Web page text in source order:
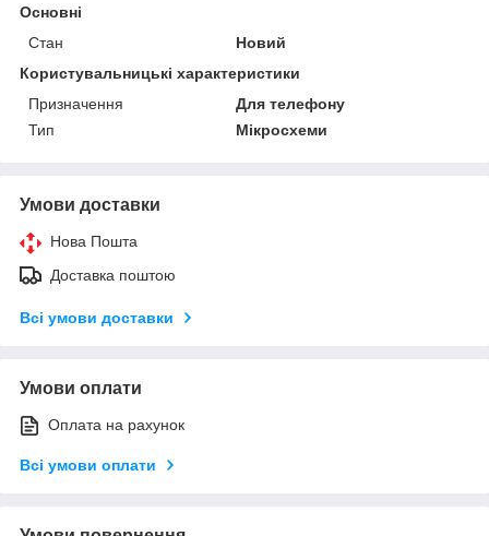
Основні
Стан
Новий
Користувальницькі характеристики
Призначення
Для телефону
Тип
Мікросхеми
Умови доставки
Нова Пошта
Доставка поштою
Всі умови доставки
Умови оплати
Оплата на рахунок
Всі умови оплати